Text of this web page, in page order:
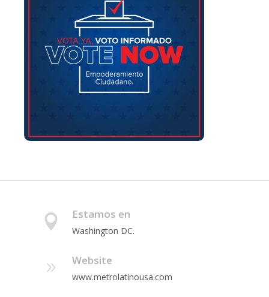
Estamos en
Washington DC.
Website
www.metrolatinousa.com